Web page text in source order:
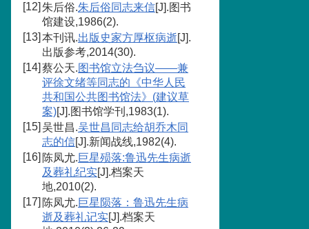
[12] 朱后俗.朱后俗同志来信[J].图书
馆建设,1986(2).
[13] 本刊讯.出版史家方厚枢病逝[J].
出版参考,2014(30).
[14] 蔡公天.图书馆立法刍议——兼
评徐文绪等同志的《中华人民
共和国公共图书馆法》(建议草
案)[J].图书馆学刊,1983(1).
[15] 吴世昌.吴世昌同志给胡乔木同
志的信[J].新闻战线,1982(4).
[16] 陈凤尤.巨星殒落:鲁迅先生病逝
及葬礼纪实[J].档案天
地,2010(2).
[17] 陈凤尤.巨星陨落：鲁迅先生病
逝及葬礼记实[J].档案天